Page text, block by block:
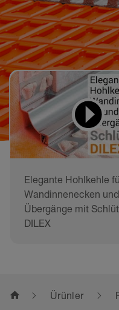
Elegante Hohlkehle
Wandinnenecken und
Übergänge mit
DILEX
home Ürünler